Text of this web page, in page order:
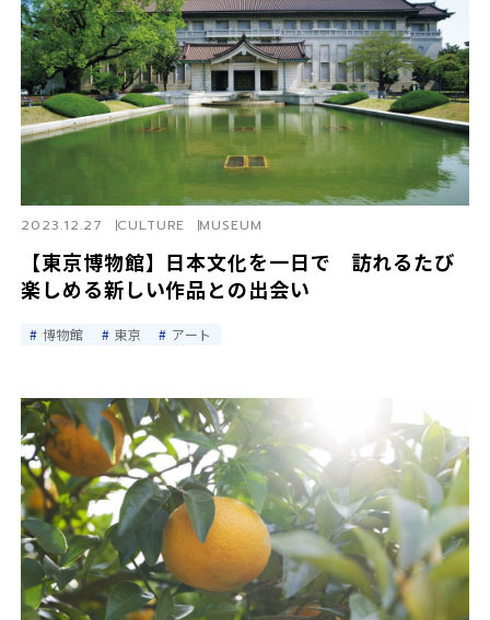
【東京博物館】日本文化を一日で 訪れるたび
楽しめる新しい作品との出会い
2023.12.27 CULTURE MUSEUM
博物館 東京 アート